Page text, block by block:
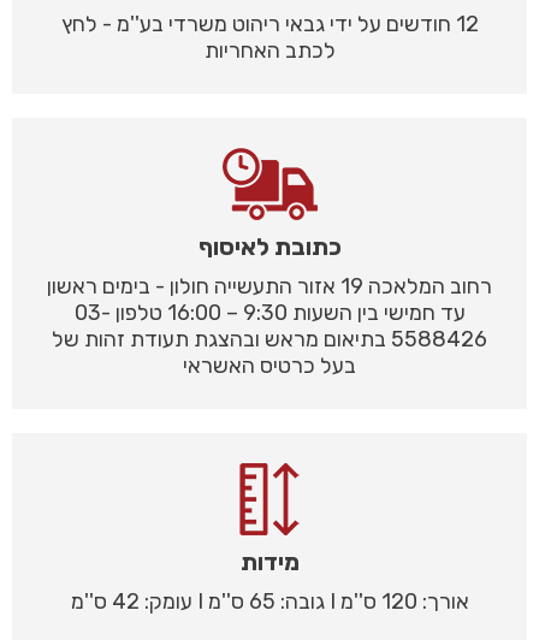
12 חודשים על ידי גבאי ריהוט משרדי בע''מ - לחץ
לכתב האחריות
כתובת לאיסוף
רחוב המלאכה 19 אזור התעשייה חולון - בימים ראשון
עד חמישי בין השעות 9:30 – 16:00 טלפון 03-
5588426 בתיאום מראש ובהצגת תעודת זהות של
בעל כרטיס האשראי
מידות
אורך: 120 ס''מ I גובה: 65 ס''מ I עומק: 42 ס''מ